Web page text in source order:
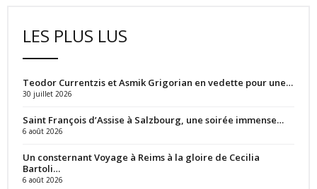
LES PLUS LUS
Teodor Currentzis et Asmik Grigorian en vedette pour une…
30 juillet 2026
Saint François d’Assise à Salzbourg, une soirée immense…
6 août 2026
Un consternant Voyage à Reims à la gloire de Cecilia
Bartoli…
6 août 2026